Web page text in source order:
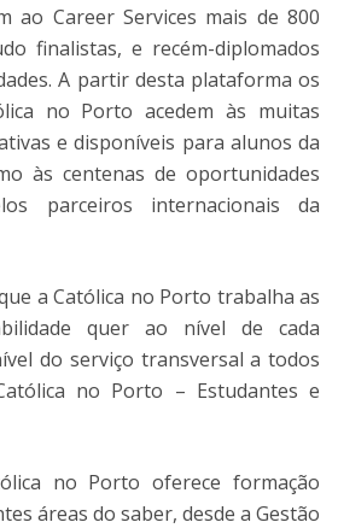
ao Career Services mais de 800
finalistas, e recém-diplomados
A partir desta plataforma os
no Porto acedem às muitas
e disponíveis para alunos da
às centenas de oportunidades
parceiros internacionais da
a Católica no Porto trabalha as
quer ao nível de cada
do serviço transversal a todos
no Porto – Estudantes e
no Porto oferece formação
áreas do saber, desde a Gestão